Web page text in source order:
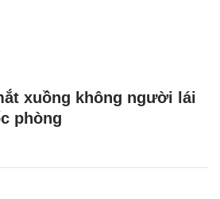
xuồng không người lái
phòng